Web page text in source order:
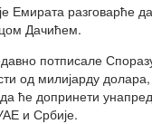
Емирата разговарће
Дачићем.
потписале
од милијарду долара,
ће допринети
и Србије.